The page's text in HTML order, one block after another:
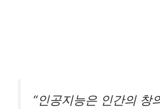
“인공지능은 인간의 창